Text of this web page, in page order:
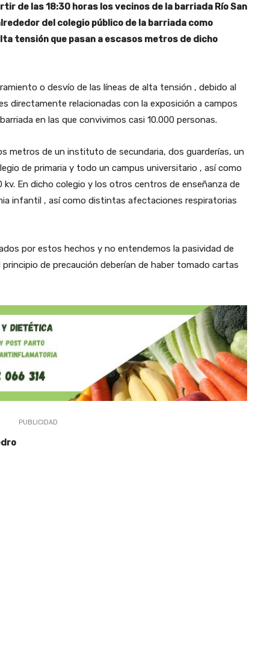
de las 18:30 horas los vecinos de la barriada Río San
del colegio público de la barriada como
tensión que pasan a escasos metros de dicho
o desvío de las líneas de alta tensión , debido al
directamente relacionadas con la exposición a campos
en las que convivimos casi 10.000 personas.
metros de un instituto de secundaria, dos guarderías, un
de primaria y todo un campus universitario , así como
En dicho colegio y los otros centros de enseñanza de
infantil , así como distintas afectaciones respiratorias
por estos hechos y no entendemos la pasividad de
de precaución deberían de haber tomado cartas
PUBLICIDAD